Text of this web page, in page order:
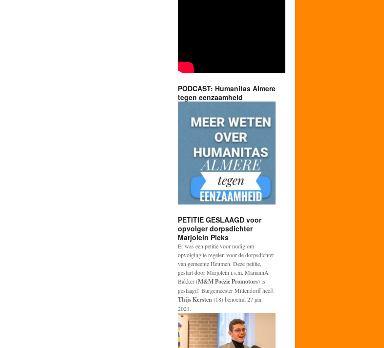
PODCAST: Humanitas Almere
tegen eenzaamheid
PETITIE GESLAAGD voor
opvolger dorpsdichter
Marjolein Pieks
Er was een petitie voor nodig om
opvolging te regelen voor de dorpsdichter
van gemeente Heumen. Deze petitie,
gestart door Marjolein i.s.m. MariannA
Bakker (M&M Poëzie Promotors) is
geslaagd! Burgemeester Mittendorff heeft
Thijs Kersten(18) benoemd 27 jan.
2021.